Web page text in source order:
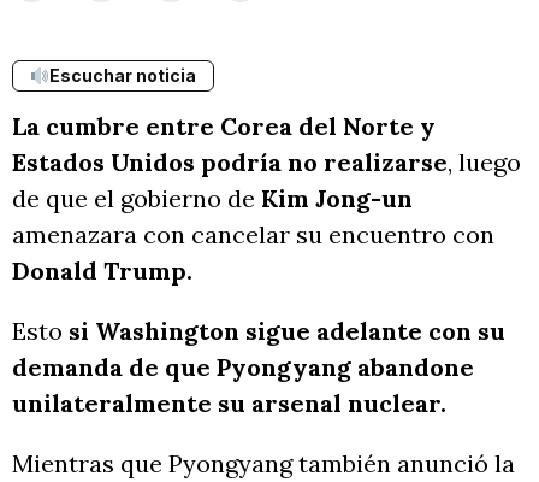
Escuchar noticia
La cumbre entre Corea del Norte y
Estados Unidos podría no realizarse, luego
de que el gobierno de Kim Jong-un
amenazara con cancelar su encuentro con
Donald Trump.
Esto si Washington sigue adelante con su
demanda de que Pyongyang abandone
unilateralmente su arsenal nuclear.
Mientras que Pyongyang también anunció la